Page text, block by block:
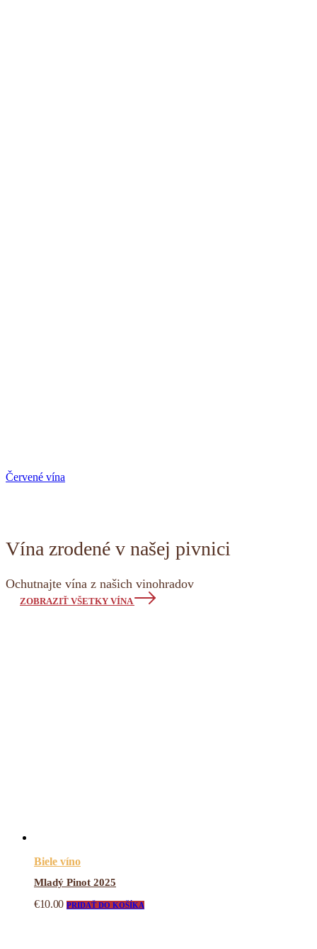
Červené vína
Vína zrodené v našej pivnici
Ochutnajte vína z našich vinohradov
ZOBRAZIŤ VŠETKY VÍNA
Biele víno
Mladý Pinot 2025
€10.00 PRIDAŤ DO KOŠÍKA